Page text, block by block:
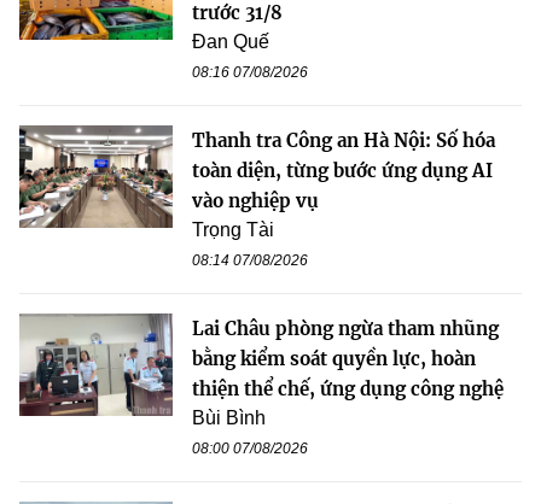
trước 31/8
Đan Quế
08:16 07/08/2026
Thanh tra Công an Hà Nội: Số hóa
toàn diện, từng bước ứng dụng AI
vào nghiệp vụ
Trọng Tài
08:14 07/08/2026
Lai Châu phòng ngừa tham nhũng
bằng kiểm soát quyền lực, hoàn
thiện thể chế, ứng dụng công nghệ
Bùi Bình
08:00 07/08/2026